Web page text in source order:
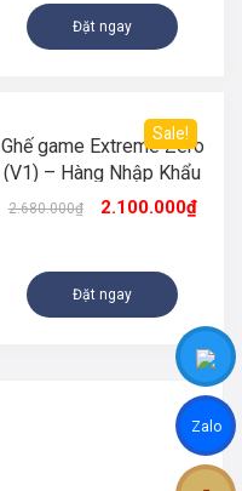
Đặt ngay
Sale!
Ghế game Extreme Zero
(V1) – Hàng Nhập Khẩu
2.680.000₫ 2.100.000₫
Đặt ngay
Zalo